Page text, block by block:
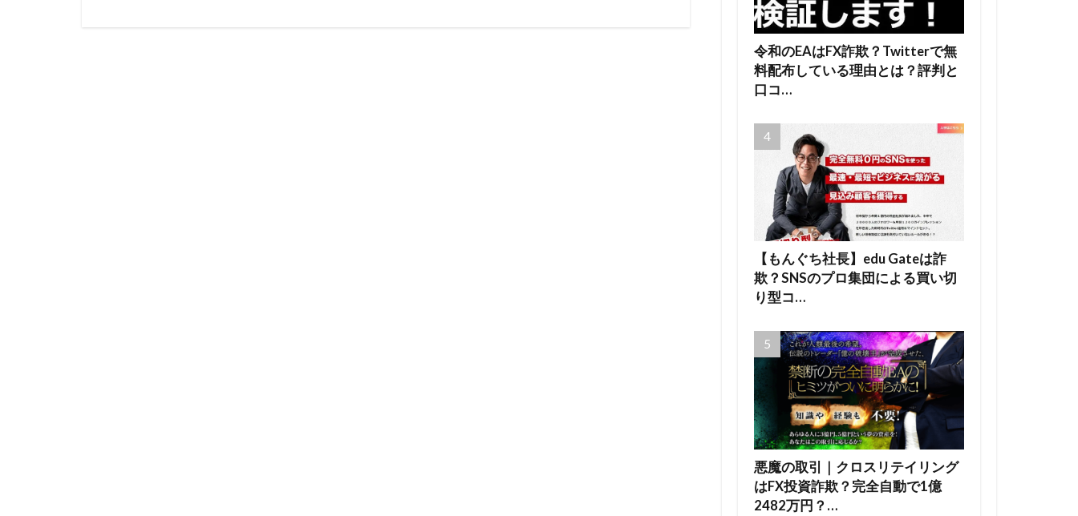
令和のEAはFX詐欺？Twitterで無
料配布している理由とは？評判と
口コ…
【もんぐち社長】edu Gateは詐
欺？SNSのプロ集団による買い切
り型コ…
悪魔の取引｜クロスリテイリング
はFX投資詐欺？完全自動で1億
2482万円？…